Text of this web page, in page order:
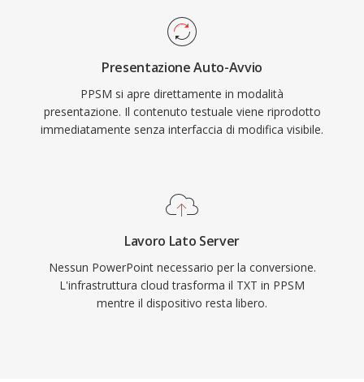
Presentazione Auto-Avvio
PPSM si apre direttamente in modalità
presentazione. Il contenuto testuale viene riprodotto
immediatamente senza interfaccia di modifica visibile.
Lavoro Lato Server
Nessun PowerPoint necessario per la conversione.
L'infrastruttura cloud trasforma il TXT in PPSM
mentre il dispositivo resta libero.